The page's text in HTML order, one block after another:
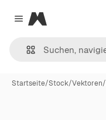
Close menu
Magnific
Startseite/Stock/Vektoren/